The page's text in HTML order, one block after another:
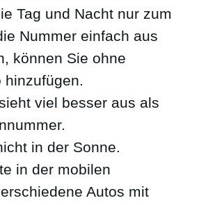
Tag und Nacht nur zum
Nummer einfach aus
können Sie ohne
hinzufügen.
viel besser aus als
in der Sonne.
in der mobilen
Autos mit